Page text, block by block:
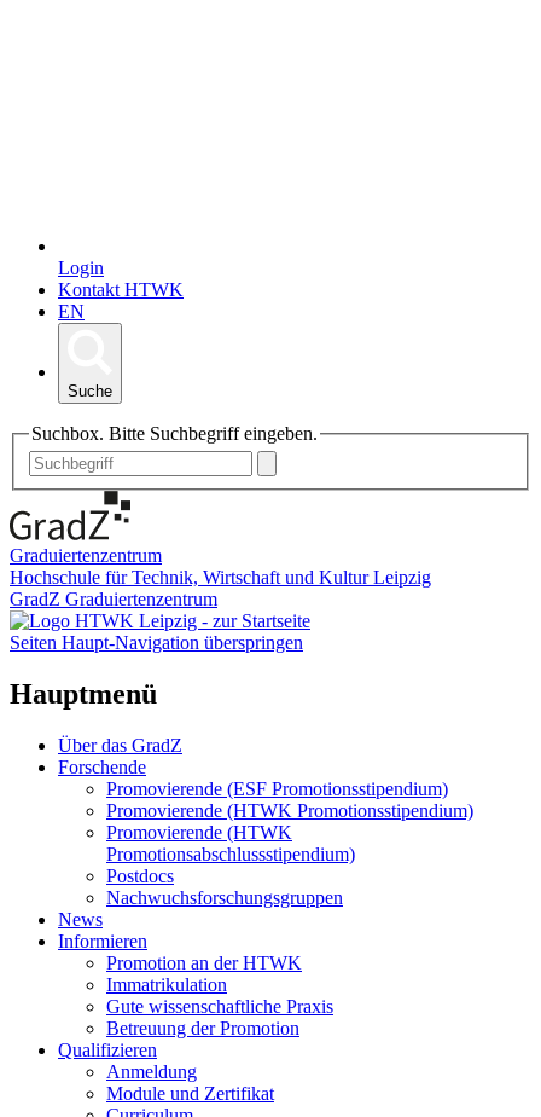
Login
Kontakt HTWK
EN
Suche
Suchbox. Bitte Suchbegriff eingeben.
Graduiertenzentrum
Hochschule für Technik, Wirtschaft und Kultur Leipzig
GradZ Graduiertenzentrum
Seiten Haupt-Navigation überspringen
Hauptmenü
Über das GradZ
Forschende
Promovierende (ESF Promotionsstipendium)
Promovierende (HTWK Promotionsstipendium)
Promovierende (HTWK
Promotionsabschlussstipendium)
Postdocs
Nachwuchsforschungsgruppen
News
Informieren
Promotion an der HTWK
Immatrikulation
Gute wissenschaftliche Praxis
Betreuung der Promotion
Qualifizieren
Anmeldung
Module und Zertifikat